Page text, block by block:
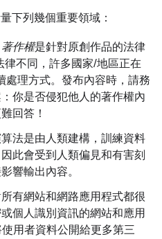
下列幾個重要領域：
著作權是針對原創作品的法律
不同，許多國家/地區正在
處理方式。發布內容時，請務
你是否侵犯他人的著作權內
回答！
法是由人類建構，訓練資料
此會受到人類偏見和有害刻
響輸出內容。
有網站和網路應用程式都很
個人識別資訊的網站和應用
用者資料公開給更多第三